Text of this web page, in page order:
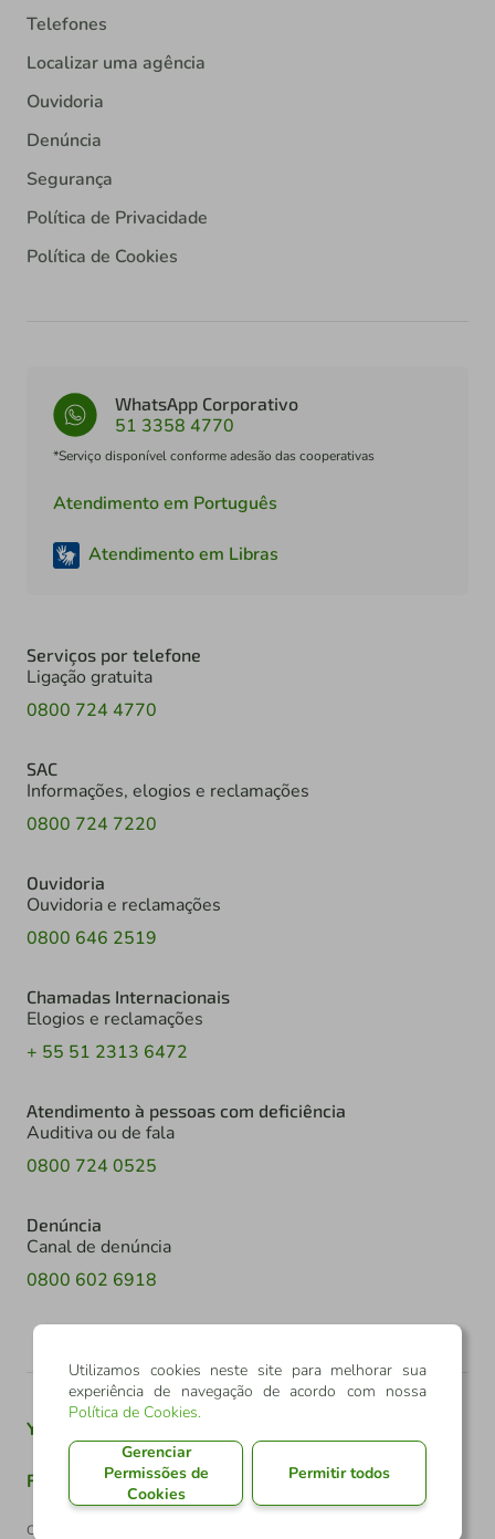
Telefones
Localizar uma agência
Ouvidoria
Denúncia
Segurança
Política de Privacidade
Política de Cookies
WhatsApp Corporativo
51 3358 4770
*Serviço disponível conforme adesão das cooperativas
Atendimento em Português
Atendimento em Libras
Serviços por telefone
Ligação gratuita
0800 724 4770
SAC
Informações, elogios e reclamações
0800 724 7220
Ouvidoria
Ouvidoria e reclamações
0800 646 2519
Chamadas Internacionais
Elogios e reclamações
+ 55 51 2313 6472
Atendimento à pessoas com deficiência
Auditiva ou de fala
0800 724 0525
Denúncia
Canal de denúncia
0800 602 6918
Youtube
Facebook TikTok
Confederação Sicredi
Utilizamos cookies neste site para melhorar sua
experiência de navegação de acordo com nossa
Política de Cookies.
Gerenciar
Permissões de
Cookies
Permitir todos